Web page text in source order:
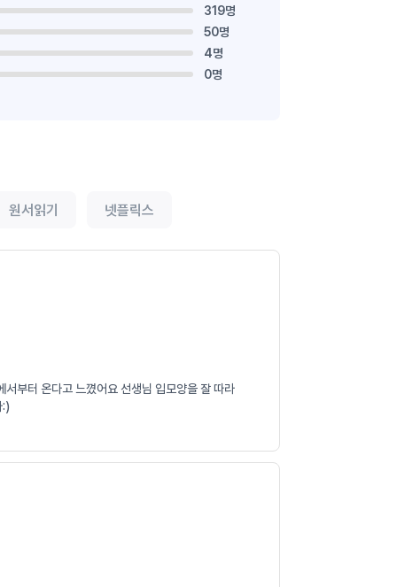
319명
50명
4명
0명
원서읽기 넷플릭스
부터 온다고 느꼈어요 선생님 입모양을 잘 따라
:)